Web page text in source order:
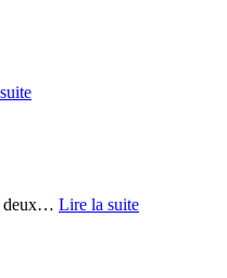
deux… Lire la suite